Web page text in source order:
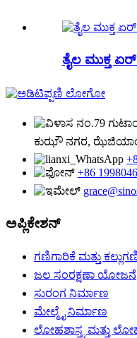
ತೈಲ ಮುಕ್ತ
ನಂ.79
ಕುಝೌ ನಗರ, ಝೆಜಿಯಾಂಗ್
+86
ಅಪ್ಲಿಕೇಶನ್
ಗಣಿಗಾರಿಕೆ ಮತ್ತು
ಜಲ ಸಂರಕ್ಷಣಾ ಯೋಜನೆ
ಸುರಂಗ ನಿರ್ಮಾಣ
ಮೇಲ್ಮೈ ನಿರ್ಮಾಣ
ಲೋಹಶಾಸ್ತ್ರ ಮತ್ತು